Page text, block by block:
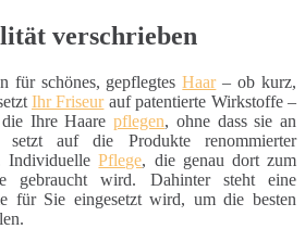
verschrieben
für schönes, gepflegtesHaar– ob kurz,
Ihr Friseurauf patentierte Wirkstoffe –
Ihre Haarepflegen, ohne dass sie an
auf die Produkte renommierter
IndividuellePflege, die genau dort zum
gebraucht wird. Dahinter steht eine
für Sie eingesetzt wird, um die besten